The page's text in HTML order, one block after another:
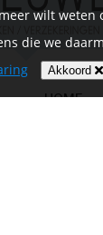
HOME
wilt weten
die we
Akkoord